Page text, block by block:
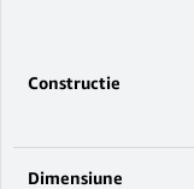
Constructie
Dimensiune